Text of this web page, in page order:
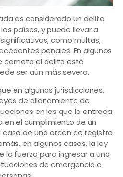
es considerado un delito
países, y puede llevar a
como multas,
penales. En algunos
comete el delito está
ser aún más severa.
en algunas jurisdicciones,
de allanamiento de
en las que la entrada
en el cumplimiento de un
de una orden de registro
en algunos casos, la ley
la fuerza para ingresar a una
de emergencia o